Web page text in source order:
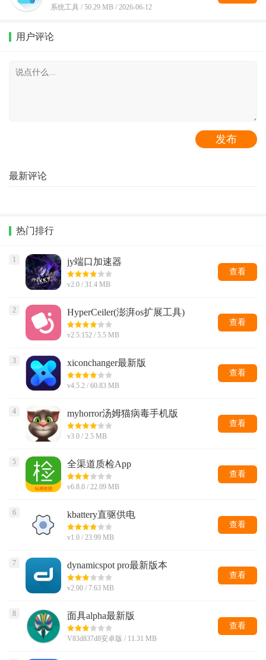
系统工具 / 50.29 MB / 2026-06-12
用户评论
最新评论
热门排行
1 jy端口加速器
v2.0 / 31.4 MB
查看
2 HyperCeiler(澎湃os扩展工具)
v2.5.152 / 5.5 MB
查看
3 xiconchanger最新版
v4.5.2 / 60.83 MB
查看
4 myhorror汤姆猫病毒手机版
v3.0 / 2.5 MB
查看
5 全渠道质检App
v6.8.0 / 22.09 MB
查看
6 kbattery直驱供电
v1.0 / 23.99 MB
查看
7 dynamicspot pro最新版本
v2.00 / 7.63 MB
查看
8 面具alpha最新版
V83d837d8安卓版 / 11.31 MB
查看